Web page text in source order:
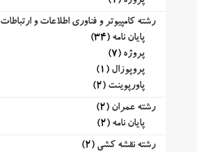
رشته کامپیوتر و فناوری اطلاعات و ارتباطات
پایان نامه (34)
پروژه (7)
پروپوزال (1)
پاورپوینت (2)
رشته عمران (2)
پایان نامه (2)
رشته نقشه کشی (2)